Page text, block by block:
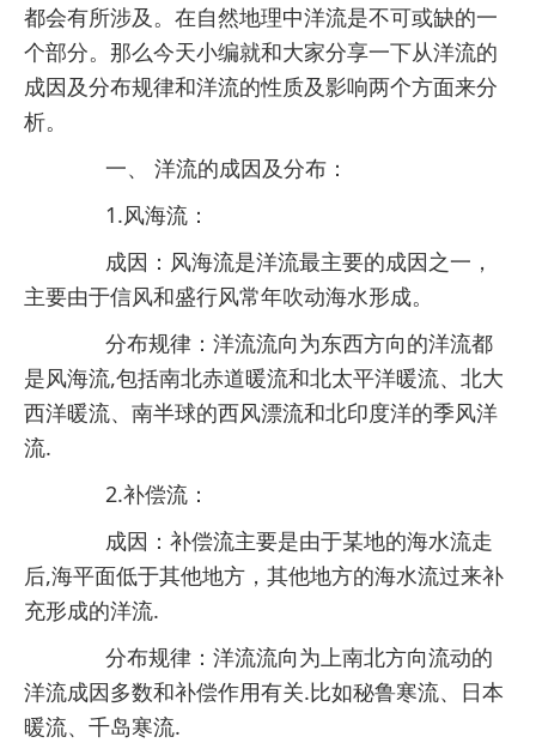
都会有所涉及。在自然地理中洋流是不可或缺的一
个部分。那么今天小编就和大家分享一下从洋流的
成因及分布规律和洋流的性质及影响两个方面来分
析。
一、 洋流的成因及分布：
1.风海流：
成因：风海流是洋流最主要的成因之一，
主要由于信风和盛行风常年吹动海水形成。
分布规律：洋流流向为东西方向的洋流都
是风海流,包括南北赤道暖流和北太平洋暖流、北大
西洋暖流、南半球的西风漂流和北印度洋的季风洋
流.
2.补偿流：
成因：补偿流主要是由于某地的海水流走
后,海平面低于其他地方，其他地方的海水流过来补
充形成的洋流.
分布规律：洋流流向为上南北方向流动的
洋流成因多数和补偿作用有关.比如秘鲁寒流、日本
暖流、千岛寒流.